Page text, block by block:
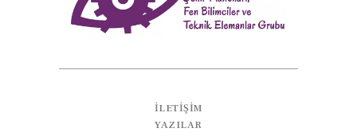
İLETIŞIM
YAZILAR